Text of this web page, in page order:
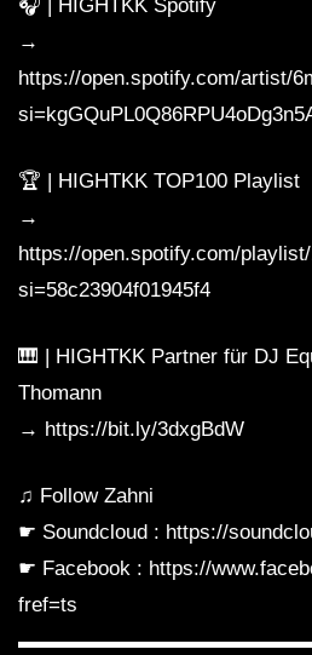
HARDTEKK 2021]
Wet Club
Minupren – Ein
HARDTEKK to
30.03.2019
Fusion Club
🎧 | HIGHTKK Spotify
→
https://open.spotify.com/artist/
🏆 | HIGHTKK TOP100 Playlist
→
https://open.spotify.com/
si=58c23904f01945f4
🎹 | HIGHTKK Partner für DJ
Thomann
→ https://bit.ly/3dxgBdW
♫ Follow Zahni
☛ Soundcloud : https://
☛ Facebook : https://
fref=ts